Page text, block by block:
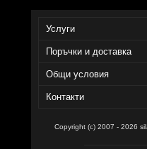
Услуги
Поръчки и доставка
Общи условия
Контакти
Copyright (c) 2007 - 2026